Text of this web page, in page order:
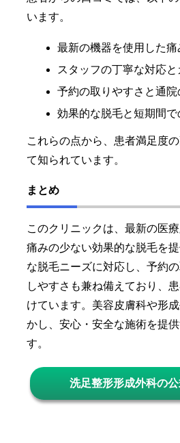
います。
最新の機器を使用した
スタッフの丁寧な対応
予約の取りやすさと通院
効果的な脱毛と短期間で
これらの点から、患者満足度
て知られています。
まとめ
このクリニックは、最新の医
痛みの少ない効果的な脱毛を
な脱毛ニーズに対応し、予約
しやすさも兼ね備えており、
けています。美容皮膚科や形
かし、安心・安全な施術を提
す。
洗足整形形成外科の公